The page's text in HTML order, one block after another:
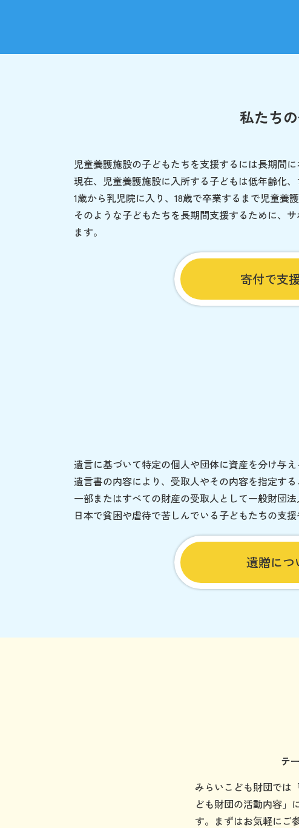
私たち
児童養護施設の子どもたちを支援するには長期間
現在、児童養護施設に入所する子どもは低年齢化、
1歳から乳児院に入り、18歳で卒業するまで児童養
そのような子どもたちを長期間支援するために、
ます。
寄付で支
遺言に基づいて特定の個人や団体に資産を分け与え
遺言書の内容により、受取人やその内容を指定する
一部またはすべての財産の受取人として一般財団
日本で貧困や虐待で苦しんでいる子どもたちの支
遺贈につ
テ
みらいこども財団では
ども財団の活動内容」
す。まずはお気軽にご